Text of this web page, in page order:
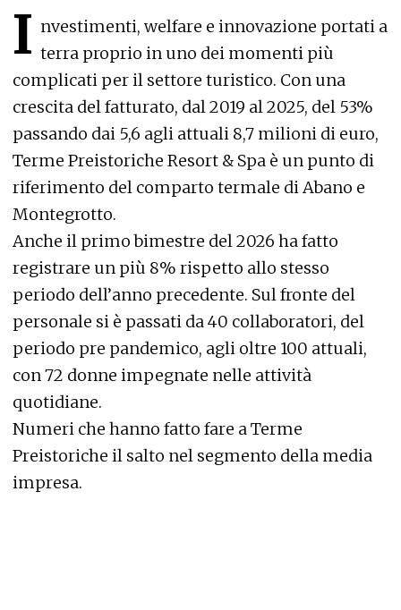
I nvestimenti, welfare e innovazione portati a
terra proprio in uno dei momenti più
complicati per il settore turistico. Con una
crescita del fatturato, dal 2019 al 2025, del 53%
passando dai 5,6 agli attuali 8,7 milioni di euro,
Terme Preistoriche Resort & Spa è un punto di
riferimento del comparto termale di Abano e
Montegrotto.
Anche il primo bimestre del 2026 ha fatto
registrare un più 8% rispetto allo stesso
periodo dell’anno precedente. Sul fronte del
personale si è passati da 40 collaboratori, del
periodo pre pandemico, agli oltre 100 attuali,
con 72 donne impegnate nelle attività
quotidiane.
Numeri che hanno fatto fare a Terme
Preistoriche il salto nel segmento della media
impresa.